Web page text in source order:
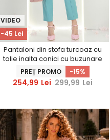
-45 Lei
VIDEO
Pantaloni din stofa turcoaz cu
talie inalta conici cu buzunare
false - StarShinerS
PREȚ PROMO -15%
254,99 Lei 299,99 Lei